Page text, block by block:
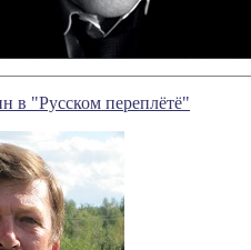
в "Русском переплётё"